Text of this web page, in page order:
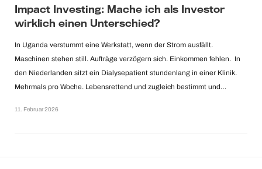
Impact Investing: Mache ich als Investor
wirklich einen Unterschied?
In Uganda verstummt eine Werkstatt, wenn der Strom ausfällt.
Maschinen stehen still. Aufträge verzögern sich. Einkommen fehlen. In
den Niederlanden sitzt ein Dialysepatient stundenlang in einer Klinik.
Mehrmals pro Woche. Lebensrettend und zugleich bestimmt und…
11. Februar 2026